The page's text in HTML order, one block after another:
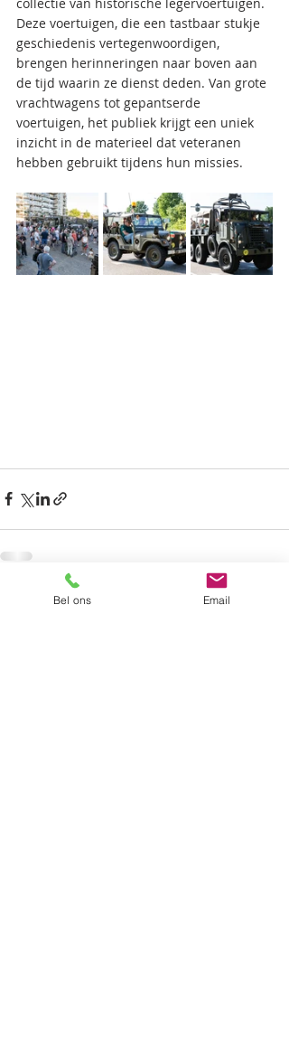
Deze voertuigen, die een tastbaar stukje
geschiedenis vertegenwoordigen,
brengen herinneringen naar boven aan
de tijd waarin ze dienst deden. Van grote
vrachtwagens tot gepantserde
voertuigen, het publiek krijgt een uniek
inzicht in de materieel dat veteranen
hebben gebruikt tijdens hun missies.
Recente blogposts Alles weergeven
Bel ons Email